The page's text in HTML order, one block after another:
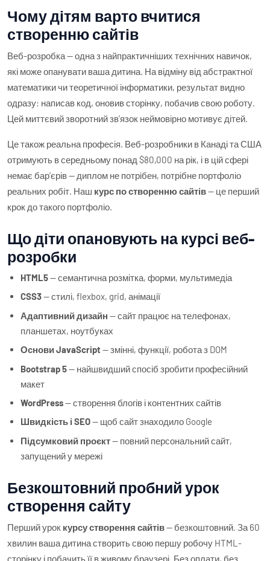
Чому дітям варто вчитися
створенню сайтів
Веб-розробка — одна з найпрактичніших технічних навичок,
які може опанувати ваша дитина. На відміну від абстрактної
математики чи теоретичної інформатики, результат видно
одразу: написав код, оновив сторінку, побачив свою роботу.
Цей миттєвий зворотний звʼязок неймовірно мотивує дітей.
Це також реальна професія. Веб-розробники в Канаді та США
отримують в середньому понад $80,000 на рік, і в цій сфері
немає барʼєрів — диплом не потрібен, потрібне портфоліо
реальних робіт. Наш курс по створенню сайтів— це перший
крок до такого портфоліо.
Що діти опановують на курсі веб-
розробки
HTML5— семантична розмітка, форми, мультимедіа
CSS3— стилі, flexbox, grid, анімації
Адаптивний дизайн — сайт працює на телефонах,
планшетах, ноутбуках
Основи JavaScript— змінні, функції, робота з DOM
Bootstrap 5— найшвидший спосіб зробити професійний
макет
WordPress— створення блогів і контентних сайтів
Швидкість і SEO— щоб сайт знаходило Google
Підсумковий проєкт— повний персональний сайт,
запущений у мережі
Безкоштовний пробний урок
створення сайту
Перший урок курсу створення сайтів— безкоштовний. За 60
хвилин ваша дитина створить свою першу робочу HTML-
сторінку і побачить її в живому браузері. Без оплати, без